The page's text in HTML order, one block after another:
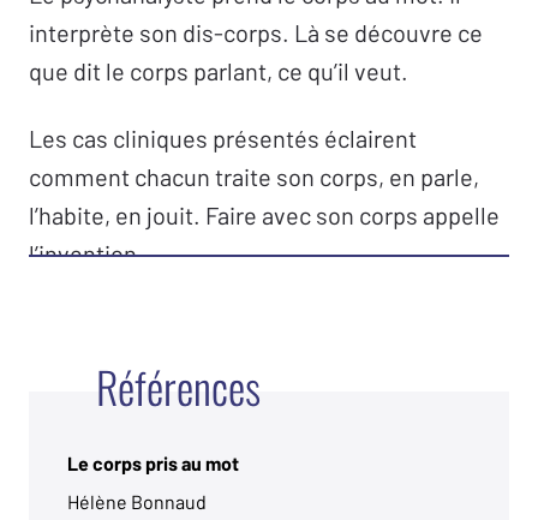
Références
Le corps pris au mot
Hélène Bonnaud
interprète son dis-corps. Là se découvre ce
que dit le corps parlant, ce qu’il veut.
Les cas cliniques présentés éclairent
comment chacun traite son corps, en parle,
l’habite, en jouit. Faire avec son corps appelle
l’invention.